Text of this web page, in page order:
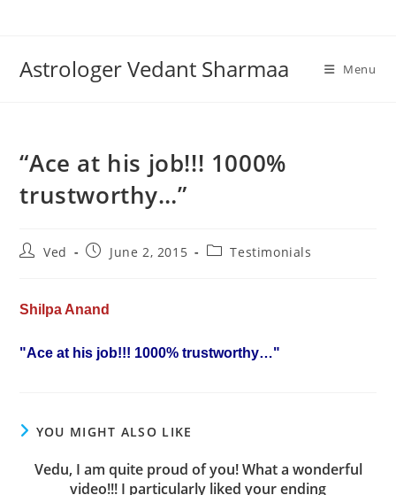
Astrologer Vedant Sharmaa Menu
“Ace at his job!!! 1000%
trustworthy…”
PostVed
PostJune 2, 2015
PostTestimonials
Shilpa Anand
"Ace at his job!!! 1000% trustworthy…"
YOU MIGHT ALSO LIKE
Vedu, I am quite proud of you! What a wonderful
video!!! I particularly liked your ending